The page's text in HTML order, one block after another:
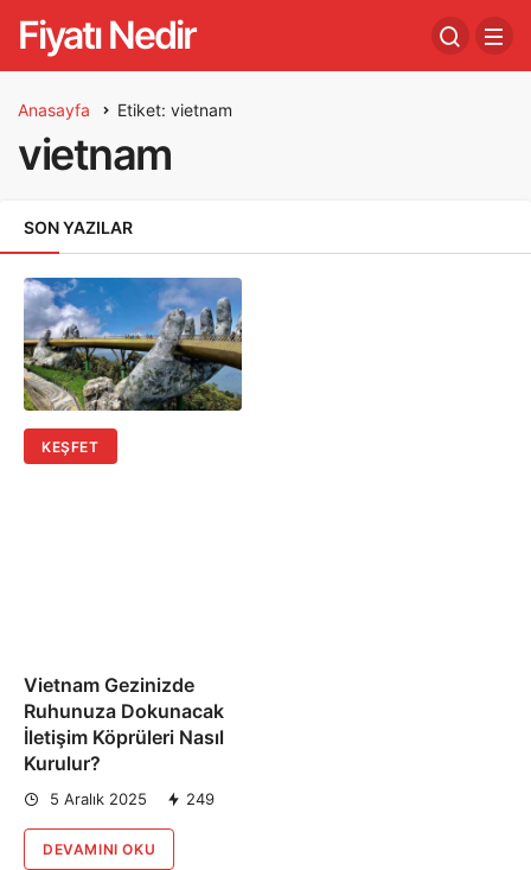
Fiyatı Nedir
Anasayfa Etiket: vietnam
vietnam
SON YAZILAR
KEŞFET
Vietnam Gezinizde
Ruhunuza Dokunacak
İletişim Köprüleri Nasıl
Kurulur?
5 Aralık 2025 249
DEVAMINI OKU